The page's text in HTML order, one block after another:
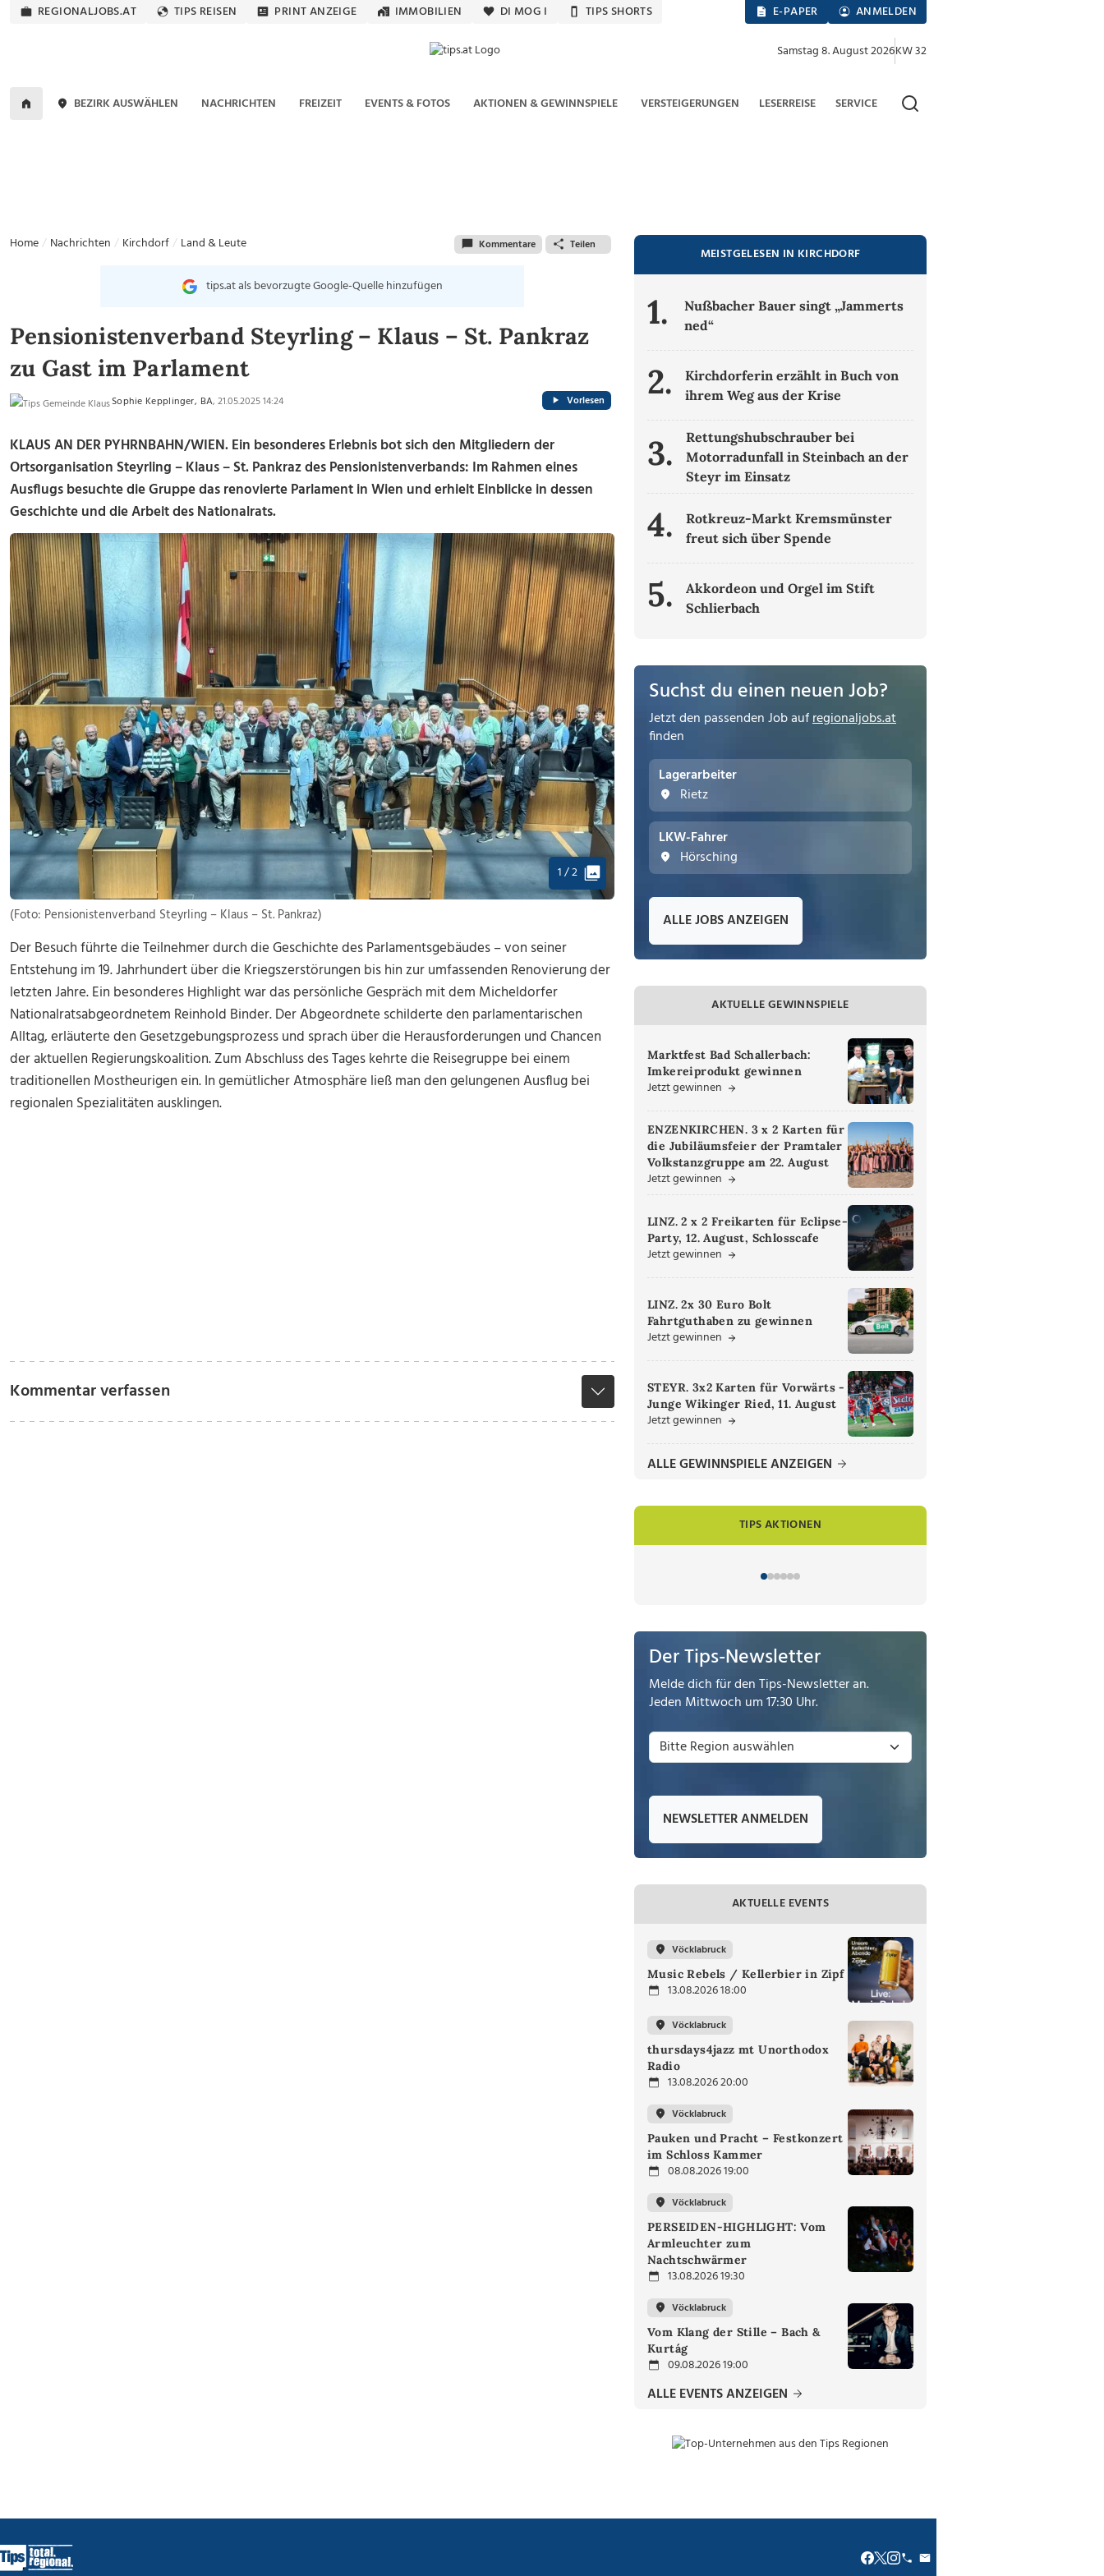
REGIONALJOBS.AT TIPS REISEN PRINT ANZEIGE IMMOBILIEN DI MOG I TIPS SHORTS E-PAPER ANMELDEN
Samstag 8. August 2026KW 32
BEZIRK AUSWÄHLEN NACHRICHTEN FREIZEIT EVENTS & FOTOS AKTIONEN & GEWINNSPIELE VERSTEIGERUNGEN LESERREISE SERVICE
Home Nachrichten Kirchdorf Land & Leute Kommentare Teilen
tips.at als bevorzugte Google-Quelle hinzufügen
Pensionistenverband Steyrling – Klaus – St. Pankraz
zu Gast im Parlament
Sophie Kepplinger, BA, 21.05.2025 14:24 Vorlesen
KLAUS AN DER PYHRNBAHN/WIEN. Ein besonderes Erlebnis bot sich den Mitgliedern der
Ortsorganisation Steyrling – Klaus – St. Pankraz des Pensionistenverbands: Im Rahmen eines
Ausflugs besuchte die Gruppe das renovierte Parlament in Wien und erhielt Einblicke in dessen
Geschichte und die Arbeit des Nationalrats.
1 / 2
(Foto: Pensionistenverband Steyrling – Klaus – St. Pankraz)
Der Besuch führte die Teilnehmer durch die Geschichte des Parlamentsgebäudes – von seiner
Entstehung im 19. Jahrhundert über die Kriegszerstörungen bis hin zur umfassenden Renovierung der
letzten Jahre. Ein besonderes Highlight war das persönliche Gespräch mit dem Micheldorfer
Nationalratsabgeordnetem Reinhold Binder. Der Abgeordnete schilderte den parlamentarischen
Alltag, erläuterte den Gesetzgebungsprozess und sprach über die Herausforderungen und Chancen
der aktuellen Regierungskoalition. Zum Abschluss des Tages kehrte die Reisegruppe bei einem
traditionellen Mostheurigen ein. In gemütlicher Atmosphäre ließ man den gelungenen Ausflug bei
regionalen Spezialitäten ausklingen.
Kommentar verfassen
MEISTGELESEN IN KIRCHDORF
1.
Nußbacher Bauer singt „Jammerts
ned“
2.
Kirchdorferin erzählt in Buch von
ihrem Weg aus der Krise
3.
Rettungshubschrauber bei
Motorradunfall in Steinbach an der
Steyr im Einsatz
4.
Rotkreuz-Markt Kremsmünster
freut sich über Spende
5.
Akkordeon und Orgel im Stift
Schlierbach
Suchst du einen neuen Job?
Jetzt den passenden Job aufregionaljobs.at
finden
Lagerarbeiter
Rietz
LKW-Fahrer
Hörsching
ALLE JOBS ANZEIGEN
AKTUELLE GEWINNSPIELE
Marktfest Bad Schallerbach:
Imkereiprodukt gewinnen
Jetzt gewinnen
ENZENKIRCHEN. 3 x 2 Karten für
die Jubiläumsfeier der Pramtaler
Volkstanzgruppe am 22. August
Jetzt gewinnen
LINZ. 2 x 2 Freikarten für Eclipse-
Party, 12. August, Schlosscafe
Jetzt gewinnen
LINZ. 2x 30 Euro Bolt
Fahrtguthaben zu gewinnen
Jetzt gewinnen
STEYR. 3x2 Karten für Vorwärts -
Junge Wikinger Ried, 11. August
Jetzt gewinnen
ALLE GEWINNSPIELE ANZEIGEN
TIPS AKTIONEN
Der Tips-Newsletter
Melde dich für den Tips-Newsletter an.
Jeden Mittwoch um 17:30 Uhr.
NEWSLETTER ANMELDEN
AKTUELLE EVENTS
Vöcklabruck
Music Rebels / Kellerbier in Zipf
13.08.2026 18:00
Vöcklabruck
thursdays4jazz mt Unorthodox
Radio
13.08.2026 20:00
Vöcklabruck
Pauken und Pracht – Festkonzert
im Schloss Kammer
08.08.2026 19:00
Vöcklabruck
PERSEIDEN-HIGHLIGHT: Vom
Armleuchter zum
Nachtschwärmer
13.08.2026 19:30
Vöcklabruck
Vom Klang der Stille – Bach &
Kurtág
09.08.2026 19:00
ALLE EVENTS ANZEIGEN